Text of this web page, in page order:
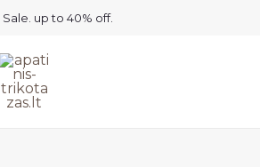
up to 40% off.